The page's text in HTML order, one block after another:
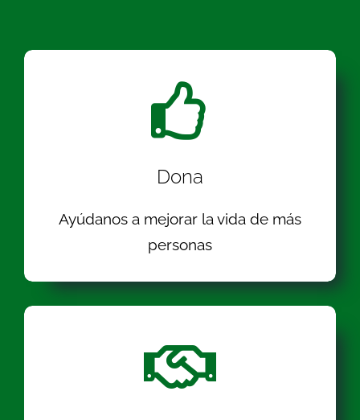
Dona
Ayúdanos a mejorar la vida de más
personas